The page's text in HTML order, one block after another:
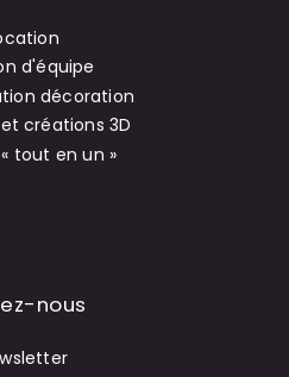
d'équipe
décoration
créations 3D
tout en un »
nous